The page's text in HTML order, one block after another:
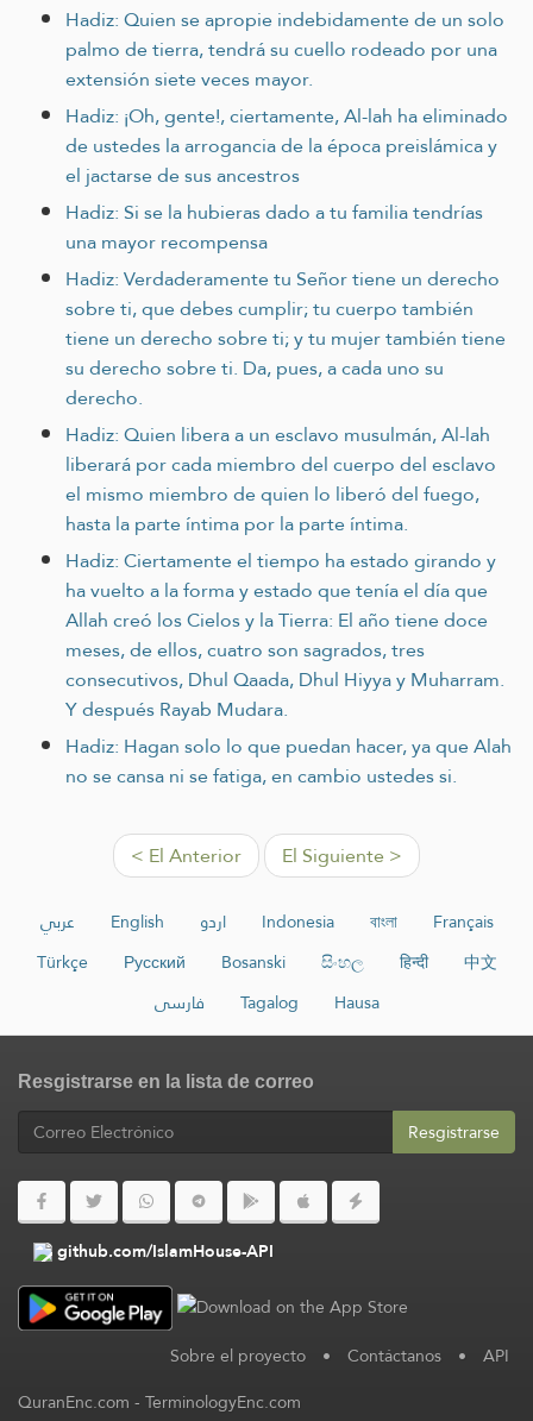
Hadiz: Quien se apropie indebidamente de un solo
palmo de tierra, tendrá su cuello rodeado por una
extensión siete veces mayor.
Hadiz: ¡Oh, gente!, ciertamente, Al-lah ha eliminado
de ustedes la arrogancia de la época preislámica y
el jactarse de sus ancestros
Hadiz: Si se la hubieras dado a tu familia tendrías
una mayor recompensa
Hadiz: Verdaderamente tu Señor tiene un derecho
sobre ti, que debes cumplir; tu cuerpo también
tiene un derecho sobre ti; y tu mujer también tiene
su derecho sobre ti. Da, pues, a cada uno su
derecho.
Hadiz: Quien libera a un esclavo musulmán, Al-lah
liberará por cada miembro del cuerpo del esclavo
el mismo miembro de quien lo liberó del fuego,
hasta la parte íntima por la parte íntima.
Hadiz: Ciertamente el tiempo ha estado girando y
ha vuelto a la forma y estado que tenía el día que
Allah creó los Cielos y la Tierra: El año tiene doce
meses, de ellos, cuatro son sagrados, tres
consecutivos, Dhul Qaada, Dhul Hiyya y Muharram.
Y después Rayab Mudara.
Hadiz: Hagan solo lo que puedan hacer, ya que Alah
no se cansa ni se fatiga, en cambio ustedes si.
< El Anterior El Siguiente >
عربي English اردو Indonesia বাংলা
Français
Türkçe
Русский Bosanski සිංහල हिन्दी
中文
فارسی
Tagalog Hausa
Resgistrarse en la lista de correo
Resgistrarse
github.com/IslamHouse-API
Sobre el proyecto • Contáctanos • API
QuranEnc.com-TerminologyEnc.com